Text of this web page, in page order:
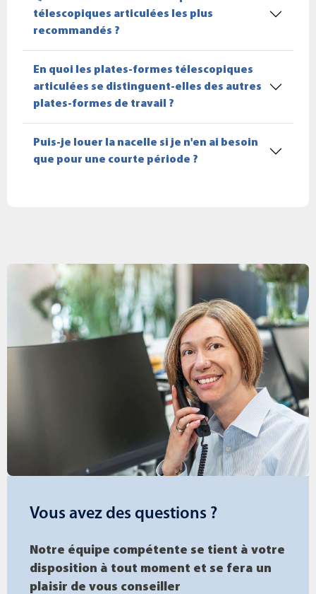
télescopiques articulées les plus
recommandés ?
En quoi les plates-formes télescopiques
articulées se distinguent-elles des autres
plates-formes de travail ?
Puis-je louer la nacelle si je n'en ai besoin
que pour une courte période ?
Vous avez des questions ?
Notre équipe compétente se tient à votre
disposition à tout moment et se fera un
plaisir de vous conseiller